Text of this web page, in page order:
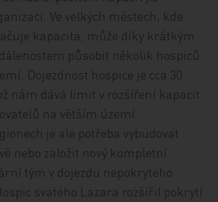
Ve velkých městech, kde
kapacita, může díky krátkým
působit několik hospiců
Dojezdnost hospice je cca 30
nám dává limit v rozšíření kapacit
na větším území.
je ale potřeba vybudovat
nebo založit nový kompletní
tým v dojezdu nepokrytého
svatého Lazara rozšířil pokrytí